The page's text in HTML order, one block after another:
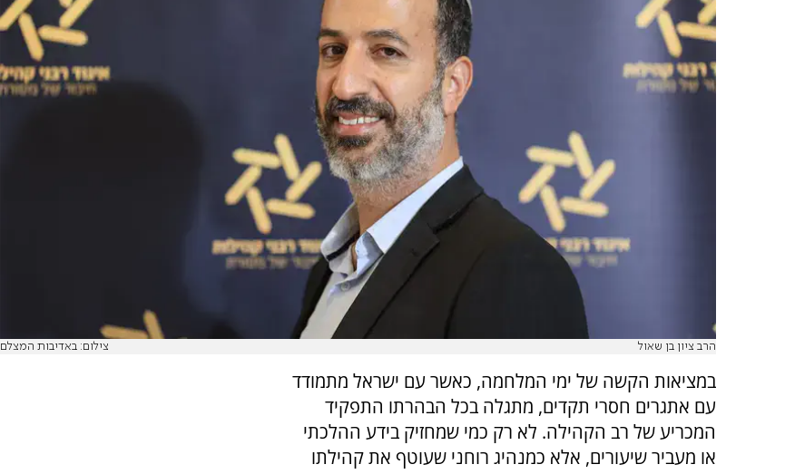
הרב ציון בן שאול צילום: באדיבות המצלם
במציאות הקשה של ימי המלחמה, כאשר עם ישראל מתמודד
עם אתגרים חסרי תקדים, מתגלה בכל הבהרתו התפקיד
המכריע של רב הקהילה. לא רק כמי שמחזיק בידע ההלכתי
או מעביר שיעורים, אלא כמנהיג רוחני שעוטף את קהילתו